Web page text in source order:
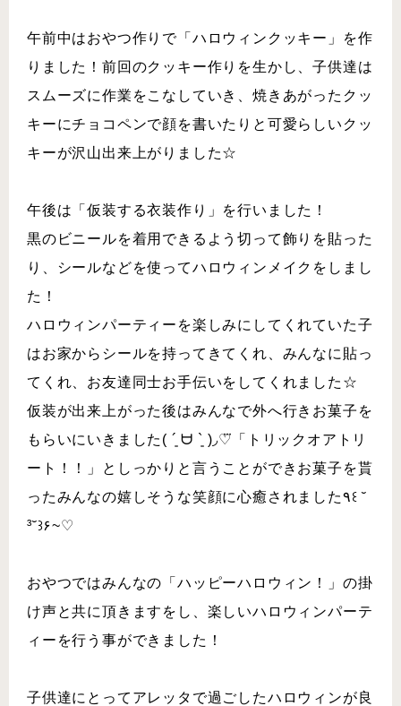
午前中はおやつ作りで「ハロウィンクッキー」を作
りました！前回のクッキー作りを生かし、子供達は
スムーズに作業をこなしていき、焼きあがったクッ
キーにチョコペンで顔を書いたりと可愛らしいクッ
キーが沢山出来上がりました☆
午後は「仮装する衣装作り」を行いました！
黒のビニールを着用できるよう切って飾りを貼った
り、シールなどを使ってハロウィンメイクをしまし
た！
ハロウィンパーティーを楽しみにしてくれていた子
はお家からシールを持ってきてくれ、みんなに貼っ
てくれ、お友達同士お手伝いをしてくれました☆
仮装が出来上がった後はみんなで外へ行きお菓子を
もらいにいきました( ´͈ ᗨ `͈ )◞♡⃛「トリックオアトリ
ート！！」としっかりと言うことができお菓子を貰
ったみんなの嬉しそうな笑顔に心癒されました٩꒰ ˘
³˘꒱۶~♡
おやつではみんなの「ハッピーハロウィン！」の掛
け声と共に頂きますをし、楽しいハロウィンパーテ
ィーを行う事ができました！
子供達にとってアレッタで過ごしたハロウィンが良